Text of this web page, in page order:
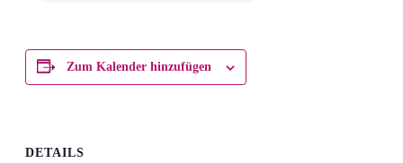
Zum Kalender hinzufügen
DETAILS